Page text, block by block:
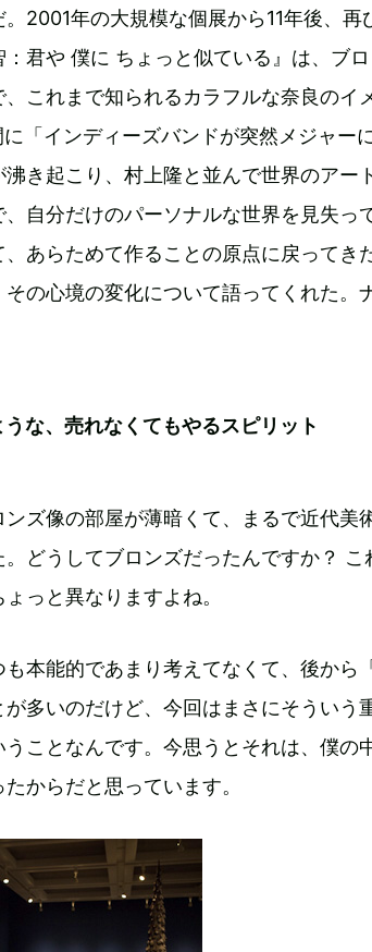
2001年の大規模な個展から11年後、再
君や 僕に ちょっと似ている』は、ブ
これまで知られるカラフルな奈良のイ
「インディーズバンドが突然メジャー
き起こり、村上隆と並んで世界のアー
自分だけのパーソナルな世界を見失っ
あらためて作ることの原点に戻ってき
の心境の変化について語ってくれた。
な、売れなくてもやるスピリット
ズ像の部屋が薄暗くて、まるで近代美
どうしてブロンズだったんですか？ こ
っと異なりますよね。
も本能的であまり考えてなくて、後から
多いのだけど、今回はまさにそういう
ことなんです。今思うとそれは、僕の
からだと思っています。